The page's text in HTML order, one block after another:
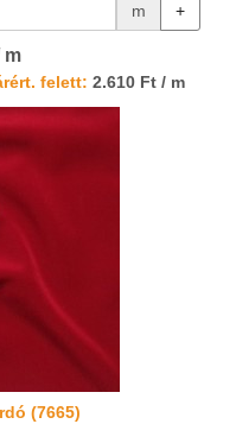
m +
m
felett: 2.610 Ft / m
(7665)